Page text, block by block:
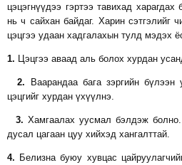
ДЭЛХИЙН
МЭДЭЭ
МЭДЭЭ
НИЙСЛЭЛ
ТАНИН
МЭДЭХҮЙ
ТЕХНОЛОГИ
ЭРДЭНЭТ
цэцэгнүүдээ гэртээ тавихад
нь ч сайхан байдаг. Харин сэтгэлийг
цэцгээ удаан хадгалахын тулд мэдэх
1. Цэцгээ аваад аль болох хурдан
2. Ваарандаа бага зэргийн
цэцгийг хурдан үхүүлнэ.
3. Хамгаалах уусмал бэлдэж
дусал цагаан цуу хийхэд хангалттай.
4. Белизна буюу хувцас